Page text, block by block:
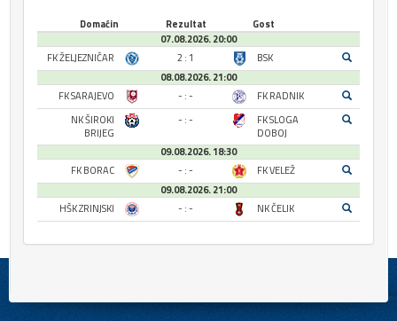
Domaćin Rezultat
Gost
07.08.2026. 20:00
FK ŽELJEZNIČAR
2 : 1
BSK
08.08.2026. 21:00
FK SARAJEVO
- : -
FK RADNIK
NK ŠIROKI
BRIJEG
- : -
FK SLOGA
DOBOJ
09.08.2026. 18:30
FK BORAC
- : -
FK VELEŽ
09.08.2026. 21:00
HŠK ZRINJSKI
- : - NK ČELIK